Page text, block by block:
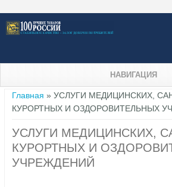
НАВИГАЦИЯ
Вы здесь
Главная » УСЛУГИ МЕДИЦИНСКИХ,
КУРОРТНЫХ И ОЗДОРОВИТЕЛЬНЫХ
УСЛУГИ МЕДИЦИНСКИХ,
КУРОРТНЫХ И
УЧРЕЖДЕНИЙ